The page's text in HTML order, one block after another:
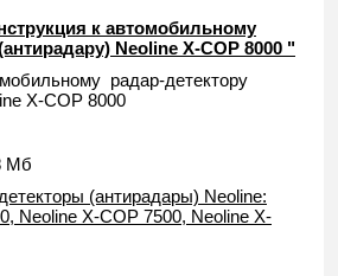
к автомобильному
Neoline X-COP 8000 "
радар-детектору
X-COP 8000
Мб
(антирадары) Neoline:
Neoline X-COP 7500, Neoline X-